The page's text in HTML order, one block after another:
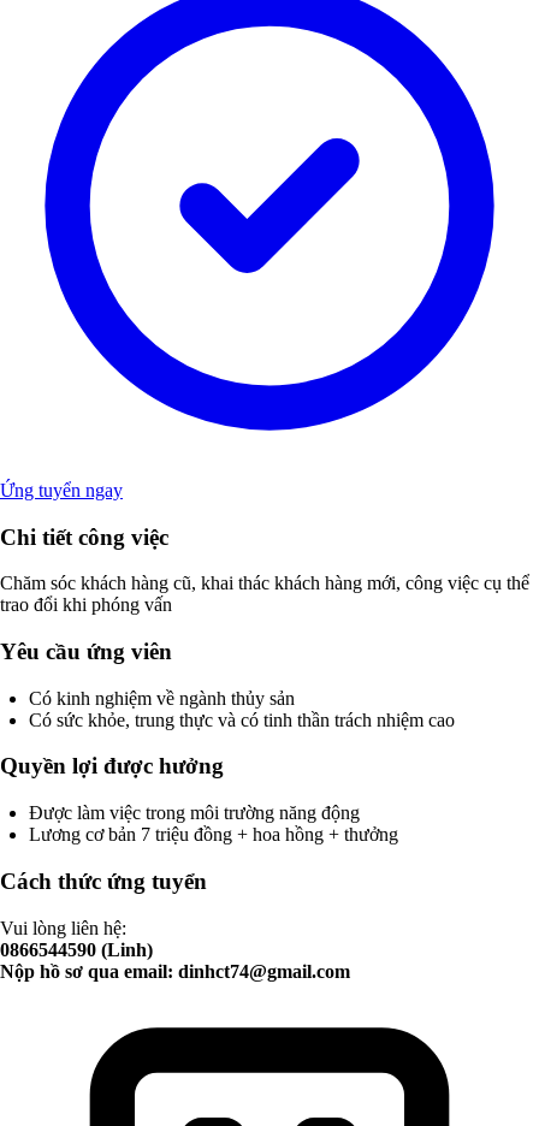
Ứng tuyển ngay
Chi tiết công việc
Chăm sóc khách hàng cũ, khai thác khách hàng mới, công việc cụ thể
trao đổi khi phóng vấn
Yêu cầu ứng viên
Có kinh nghiệm về ngành thủy sản
Có sức khỏe, trung thực và có tinh thần trách nhiệm cao
Quyền lợi được hưởng
Được làm việc trong môi trường năng động
Lương cơ bản 7 triệu đồng + hoa hồng + thưởng
Cách thức ứng tuyển
Vui lòng liên hệ:
0866544590 (Linh)
Nộp hồ sơ qua email: dinhct74@gmail.com